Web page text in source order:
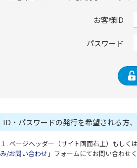
お客様ID
パスワード
ID・パスワードの発行を希望される方
１. ページヘッダー（サイト画面右上）もし
み/お問い合わせ 」フォームにてお問い合わせく